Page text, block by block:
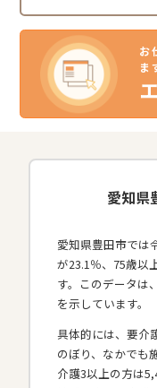
お
ま
愛知県
愛知県豊田市では
が23.1％、75歳以
す。このデータは
を示しています。
具体的には、要介
のぼり、なかでも
介護3以上の方は